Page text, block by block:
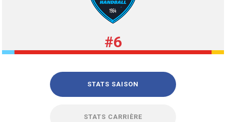
#6
STATS SAISON
STATS CARRIÈRE